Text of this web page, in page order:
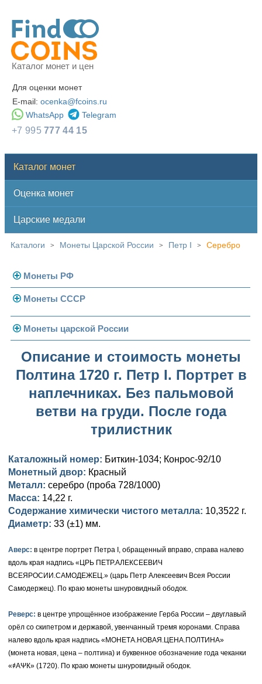
Каталог монет и цен
Для оценки монет
E-mail: ocenka@fcoins.ru
WhatsApp
Telegram
+7 995777 44 15
Каталог монет
Оценка монет
Царские медали
Каталоги > Монеты Царской России > Петр I > Серебро
Монеты РФ
Современная Россия
Монеты 1991-1993 гг.
Монеты СССР
Погодовка СССР
Монеты 1958 года
Золотые червонцы
Памятные и юбилейные
Монеты царской России
Николай II (1894-1917)
Золото
Серебро
Для Финляндии
Памятные и донативные
Александр III (1881-1894)
Золото
Для Финляндии
Памятные и донативные
Александр II (1855-1881)
Медь
Для Финляндии
Памятные и донативные
Серебро
Медь
Для Грузии
Русско-Польские
Для Польши
Памятные и донативные
Золото
Серебро
Медь
Для Польши
Павел I (1796-1801)
Золото
Серебро
Екатерина II (1762-1796)
Золото
Медь
Сибирские монеты
Для Молдавии и Валахии
Таврические монеты
Петр III (1762)
Золото
Серебро
Медь
Для Пруссии
Ливонезы
Иоанн Антонович (1740-1741)
Анна Иоанновна (1730-1740)
Петр II (1727-1730)
Екатерина I (1725-1727)
Петр I (1682-1725)
Описание и стоимость монеты
Полтина 1720 г. Петр I. Портрет в
наплечниках. Без пальмовой
ветви на груди. После года
трилистник
Каталожный номер: Биткин-1034; Конрос-92/10
Монетный двор: Красный
Металл: серебро (проба 728/1000)
Масса: 14,22 г.
Содержание химически чистого металла: 10,3522 г.
Диаметр: 33 (±1) мм.
Аверс: в центре портрет Петра I, обращенный вправо, справа налево
вдоль края надпись «ЦРЬ ПЕТР.АЛЕКСЕЕВИЧ
ВСЕЯРОСИИ.САМОДЕЖЕЦ.» (царь Петр Алексеевич Всея России
Самодержец). По краю монеты шнуровидный ободок.
Реверс: в центре упрощённое изображение Герба России – двуглавый
орёл со скипетром и державой, увенчанный тремя коронами. Справа
налево вдоль края надпись «МОНЕТА.НОВАЯ.ЦЕНА.ПОЛТИНА»
(монета новая, цена – полтина) и буквенное обозначение года чеканки
«҂АΨК» (1720). По краю монеты шнуровидный ободок.